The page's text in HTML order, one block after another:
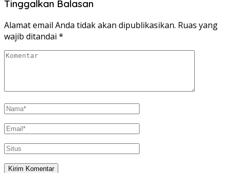
Tinggalkan Balasan
Alamat email Anda tidak akan dipublikasikan. Ruas yang
wajib ditandai *